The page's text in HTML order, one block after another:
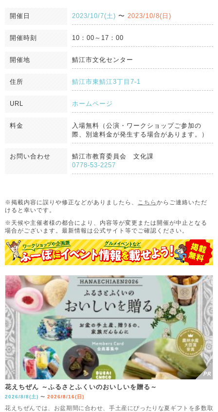
開催日 2023/10/7(土) 〜 2023/10/8(日)
開催時刻 10：00～17：00
開催地 鯖江市文化センター
住所 鯖江市東鯖江3丁目7-1
URL ホームページ
料金
入場無料（公演・ワークショップご参加の
際、別途料金が発生する場合があります。）
お問い合わせ
鯖江市教育委員会 文化課
0778-53-2257
※掲載内容に誤りや修正などがありましたら、 こちら からご連絡いただ
けると幸いです。
※天候や主催者様の都合により、内容等が変更または開催が中止となる
場合がございます。 最新情報は公式サイト等でご確認ください。
花えちぜん ～ふるさとふくいのおいしいを贈る～
2026/8/8(土) 〜 2026/8/16(日)
花えちぜんでは、お盆期間に合わせ、手土産にぴったりな夏ギフトを多数取